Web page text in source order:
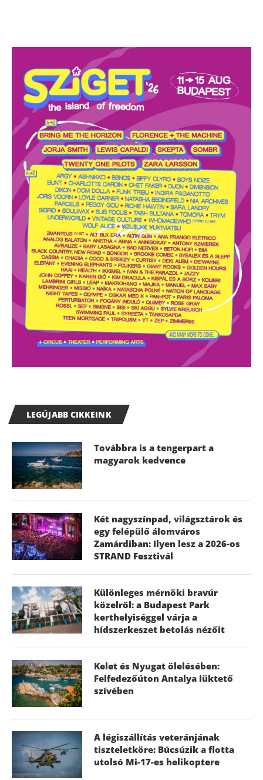
LEGÚJABB CIKKEINK
Továbbra is a tengerpart a
magyarok kedvence
Két nagyszínpad, világsztárok és
egy felépülő álomváros
Zamárdiban: Ilyen lesz a 2026-os
STRAND Fesztivál
Különleges mérnöki bravúr
közelről: a Budapest Park
kerthelyiséggel várja a
hídszerkeszet betolás nézőit
Kelet és Nyugat ölelésében:
Felfedezőúton Antalya lüktető
szívében
A légiszállítás veteránjának
tiszteletköre: Búcsúzik a flotta
utolsó Mi-17-es helikoptere